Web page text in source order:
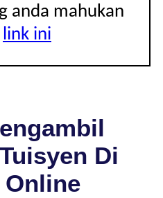
anda mahukan
link ini
Di
Online